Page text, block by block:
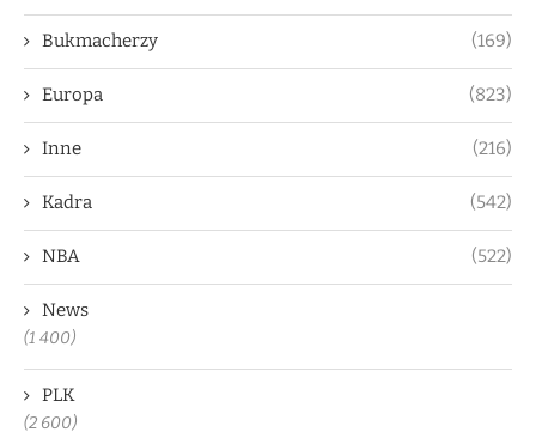
Bukmacherzy (169)
Europa (823)
Inne (216)
Kadra (542)
NBA (522)
News
(1 400)
PLK
(2 600)